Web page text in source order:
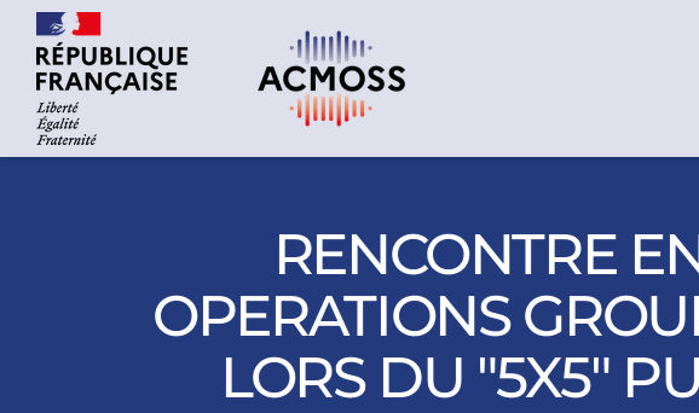
RENCONTRE
OPERATIONS
LORS DU "5X5"